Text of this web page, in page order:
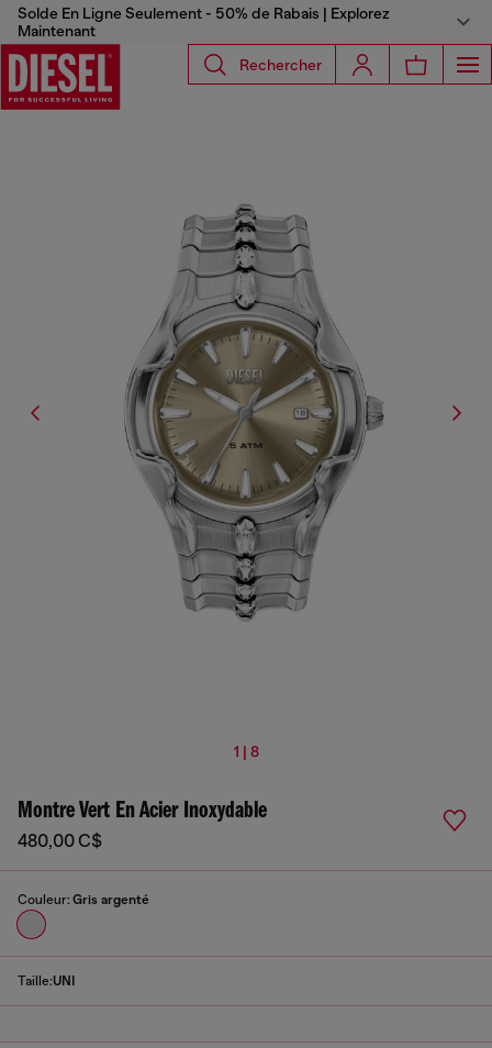
Solde En Ligne Seulement - 50% de Rabais | Explorez
Maintenant
Rechercher
1 | 8
Montre Vert En Acier Inoxydable
480,00 C$
Couleur: Gris argenté
Taille:UNI